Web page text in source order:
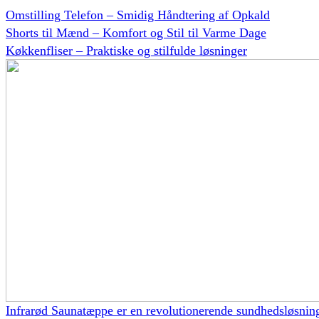
Omstilling Telefon – Smidig Håndtering af Opkald
Shorts til Mænd – Komfort og Stil til Varme Dage
Køkkenfliser – Praktiske og stilfulde løsninger
Infrarød Saunatæppe er en revolutionerende